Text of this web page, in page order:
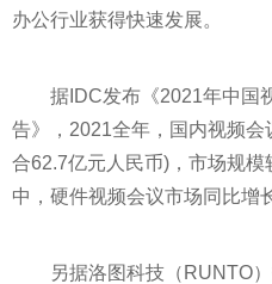
办公行业获得快速发展。
据IDC发布《2021年中国
告》，2021全年，国内视频
合62.7亿元人民币)，市场规模
中，硬件视频会议市场同比增
另据洛图科技（RUNTO